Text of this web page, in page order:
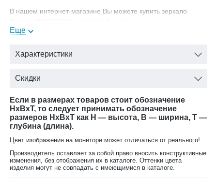
В нашем интернет-магазине Вы можете купить зеркало
Еще
Характеристики
Скидки
Если в размерах товаров стоит обозначение
HxBxT, то следует принимать обозначение
размеров HxBxT как H — высота, B — ширина, T —
глубина (длина).
Цвет изображения на мониторе может отличаться от реального!
Производитель оставляет за собой право вносить конструктивные
изменения, без отображения их в каталоге. Оттенки цвета
изделия могут не совпадать с имеющимися в каталоге.